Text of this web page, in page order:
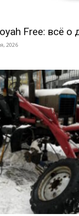
Free: всё о
2026